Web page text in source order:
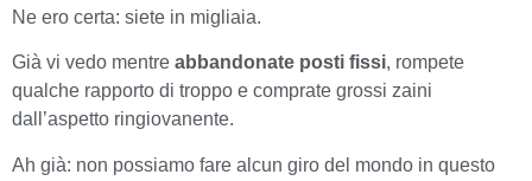
Ne ero certa: siete in migliaia.
Già vi vedo mentre abbandonate posti fissi, rompete
qualche rapporto di troppo e comprate grossi zaini
dall’aspetto ringiovanente.
Ah già: non possiamo fare alcun giro del mondo in questo